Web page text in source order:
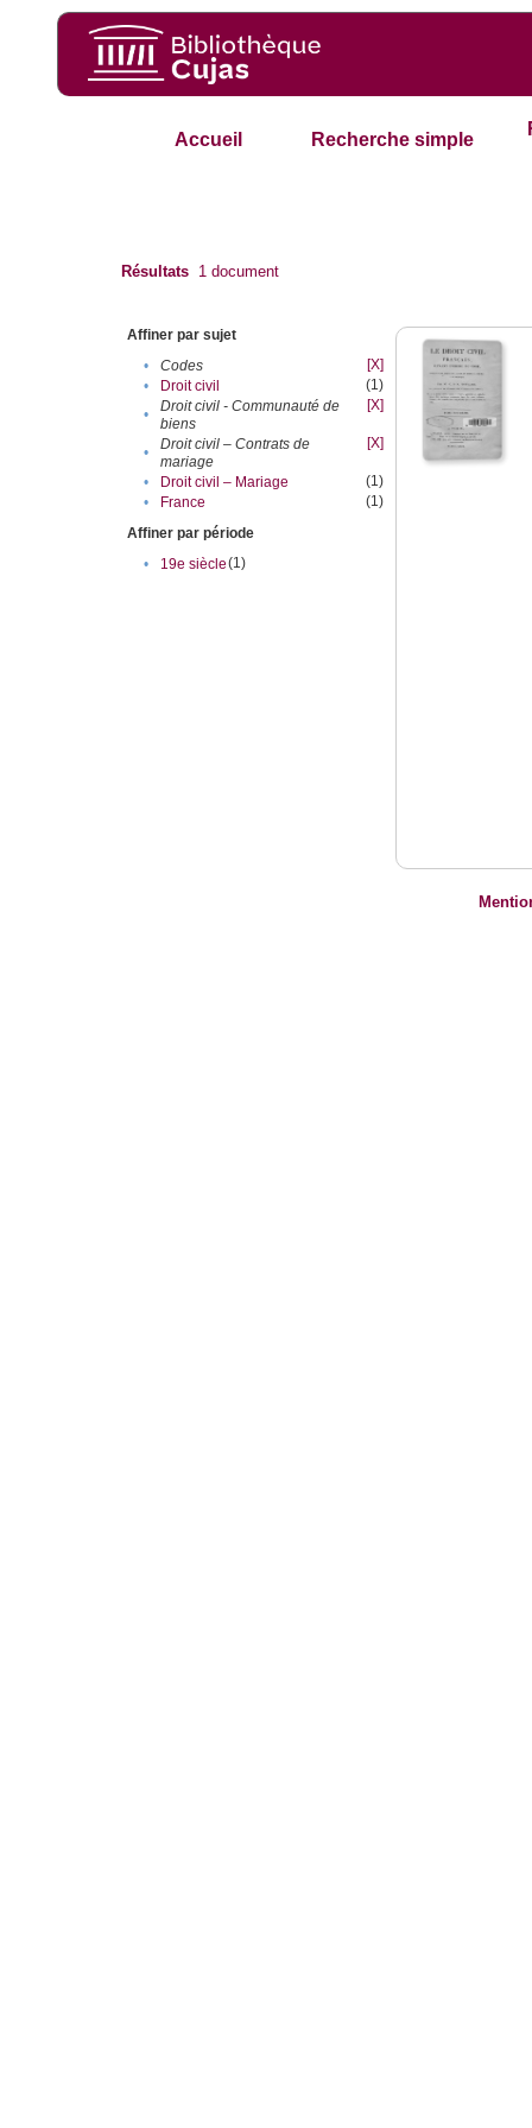
Accueil Recherche simple
Résultats 1 document
Affiner par sujet
•
Codes
[X]
•
Droit civil
(1)
•
Droit civil - Communauté de
biens
[X]
•
Droit civil – Contrats de
mariage
[X]
• Droit civil – Mariage
(1)
•
France
(1)
Affiner par période
•
19e siècle(1)